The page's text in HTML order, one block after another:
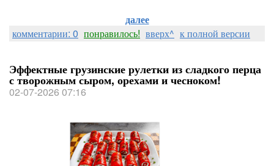
далее
комментарии: 0 понравилось! вверх^ к полной версии
Эффектные грузинские рулетки из сладкого перца
с творожным сыром, орехами и чесноком!
02-07-2026 07:16